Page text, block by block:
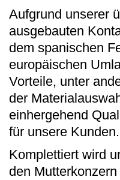
Aufgrund unserer
ausgebauten
dem spanischen
europäischen
Vorteile, unter
der
einhergehend
für unsere Kunden.
Komplettiert wird
den